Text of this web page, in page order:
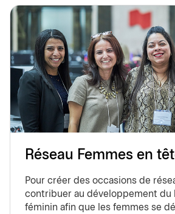
Réseau Femmes en
Pour créer des occasions de
contribuer au développement du
féminin afin que les femmes se